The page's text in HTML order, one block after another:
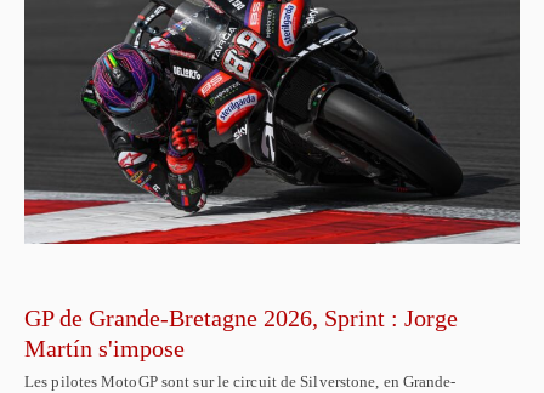
GP de Grande-Bretagne 2026, Sprint : Jorge
Martín s'impose
Les pilotes MotoGP sont sur le circuit de Silverstone, en Grande-